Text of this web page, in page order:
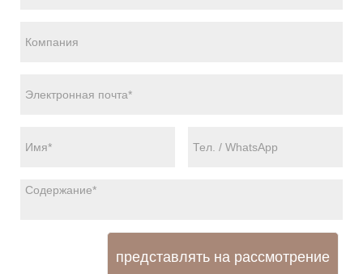
представлять на рассмотрение